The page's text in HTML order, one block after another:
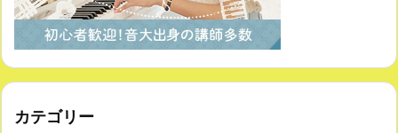
カテゴリー